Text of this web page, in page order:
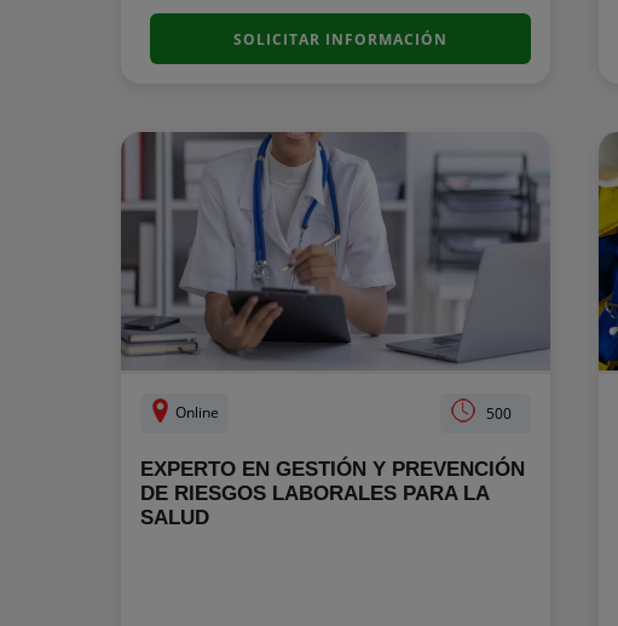
SOLICITAR INFORMACIÓN
Online 500
EXPERTO EN GESTIÓN Y PREVENCIÓN
DE RIESGOS LABORALES PARA LA
SALUD